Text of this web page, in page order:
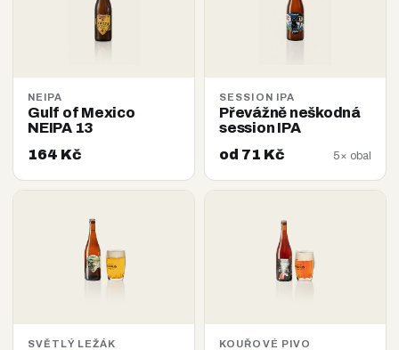
NEIPA
Gulf of Mexico
NEIPA 13
164 Kč
SESSION IPA
Převážně neškodná
session IPA
od 71 Kč
5× obal
SVĚTLÝ LEŽÁK KOUŘOVÉ PIVO